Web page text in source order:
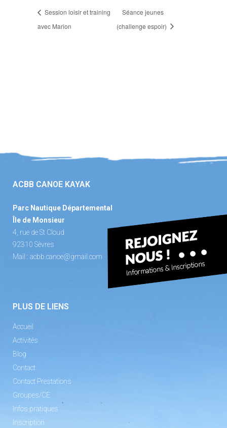
Session loisir et training
avec Marion
Séance jeunes
(challenge espoir)
ACBB CANOE KAYAK
Parc Nautique Départemental
Île de Monsieur
4, rue de St Cloud
92310 Sèvres
Mail : acbb.canoe@gmail.com
PLUS DE LIENS
Accueil
Activités
Blog
Contact
Contact Prestations
Groupes/CE
Infos pratiques
Inscription